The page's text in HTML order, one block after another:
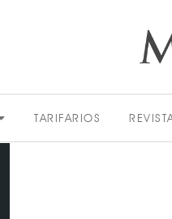
TARIFARIOS